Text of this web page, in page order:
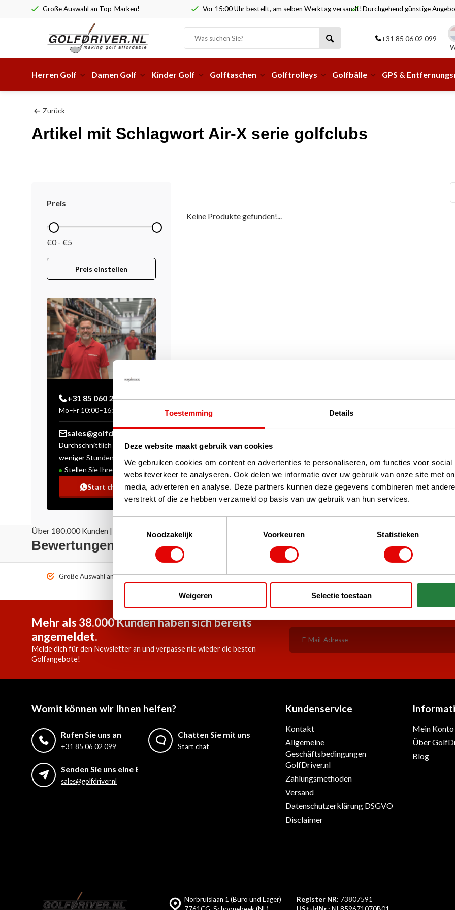
Toestemming Details
Deze website maakt gebruik van cookies
We gebruiken cookies om content en advertenties te personaliseren, om functies voor
websiteverkeer te analyseren. Ook delen we informatie over uw gebruik van onze site met
media, adverteren en analyse. Deze partners kunnen deze gegevens combineren met
verstrekt of die ze hebben verzameld op basis van uw gebruik van hun services.
Noodzakelijk
Voorkeuren Statistieken
Weigeren Selectie toestaan
Große Auswahl an Top-Marken! Vor 15:00 Uhr bestellt, am selben Werktag versandt!Durchgehend günstige
+31 85 06 02 099
Herren Golf Damen Golf Kinder Golf Golftaschen Golftrolleys Golfbälle GPS &
Zurück
Artikel mit Schlagwort Air-X serie golfclubs
Preis
€0 - €5
Preis einstellen
+31 85 060 20 99
Mo–Fr 10:00–16:00 Uhr
sales@golfdriver.nl
Durchschnittlich innerhalb
weniger Stunden
Stellen Sie Ihre Frage!
Start chat
Keine Produkte gefunden!...
Über 180.000 Kunden | Über 5.000 Bewertungen | Trusted Shops, TrustPilot, Google
Bewertungen: Das sagen unsere Kunden
Große Auswahl an Top-Marken!
Vor 15:00 Uhr bestellt, am selben
Durchgehend günstige
Mehr als 38.000 Kunden haben sich bereits
angemeldet.
Melde dich für den Newsletter an und verpasse nie wieder die besten
Golfangebote!
Womit können wir Ihnen helfen?
Rufen Sie uns an
+31 85 06 02 099
Chatten Sie mit uns
Start chat
Senden Sie uns eine E-Mail
sales@golfdriver.nl
Kundenservice
Kontakt
Allgemeine
Geschäftsbedingungen
GolfDriver.nl
Zahlungsmethoden
Versand
Datenschutzerklärung DSGVO
Disclaimer
Mein Konto
Über
Blog
Norbruislaan 1 (Büro und Lager)
Register NR: 73807591